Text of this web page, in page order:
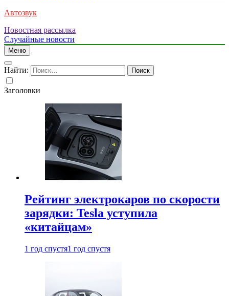
Автозвук
Новостная рассылка
Случайные новости
Меню
Найти:
Заголовки
Рейтинг электрокаров по скорости
зарядки: Tesla уступила
«китайцам»
1 год спустя1 год спустя